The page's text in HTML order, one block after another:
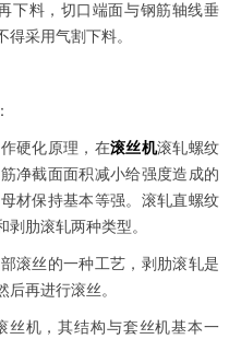
下料，切口端面与钢筋轴线垂
采用气割下料。
硬化原理，在滚丝机滚轧螺纹
净截面面积减小给强度造成的
材保持基本等强。滚轧直螺纹
肋滚轧两种类型。
滚丝的一种工艺，剥肋滚轧是
再进行滚丝。
丝机，其结构与套丝机基本一